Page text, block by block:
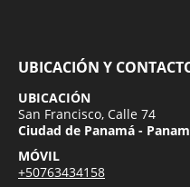
UBICACIÓN Y
UBICACIÓN
San Francisco, Calle 74
Ciudad de Panamá -
MÓVIL
+50763434158